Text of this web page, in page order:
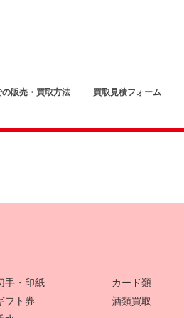
販売・買取方法 買取見積フォーム
手・印紙
フト券
カード類
酒類買取